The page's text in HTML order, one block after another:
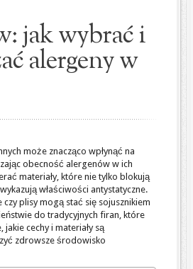
jak wybrać i
alergeny w
może znacząco wpłynąć na
obecność alergenów w ich
materiały, które nie tylko blokują
właściwości antystatyczne.
plisy mogą stać się sojusznikiem
do tradycyjnych firan, które
cechy i materiały są
zdrowsze środowisko